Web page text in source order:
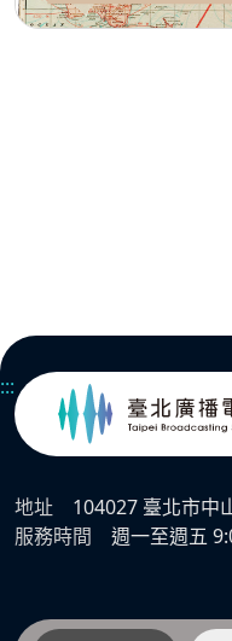
:::
地址 104027 臺北市中
服務時間
週一至週五